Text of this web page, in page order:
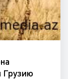
Грузию